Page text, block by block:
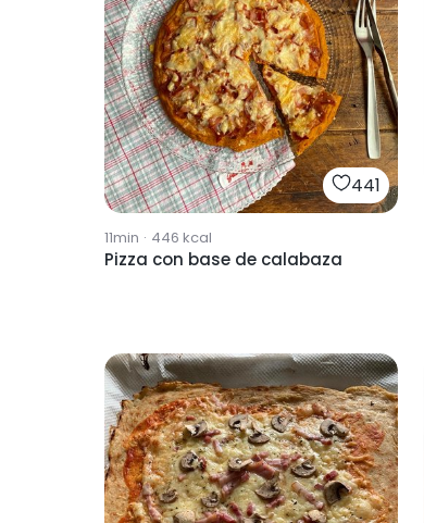
441
11min · 446 kcal
Pizza con base de calabaza